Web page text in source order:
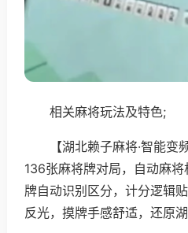
相关麻将玩法及特色;
【湖北赖子麻将·智能
136张麻将牌对局，自动麻
牌自动识别区分，计分逻辑
反光，摸牌手感舒适，还原